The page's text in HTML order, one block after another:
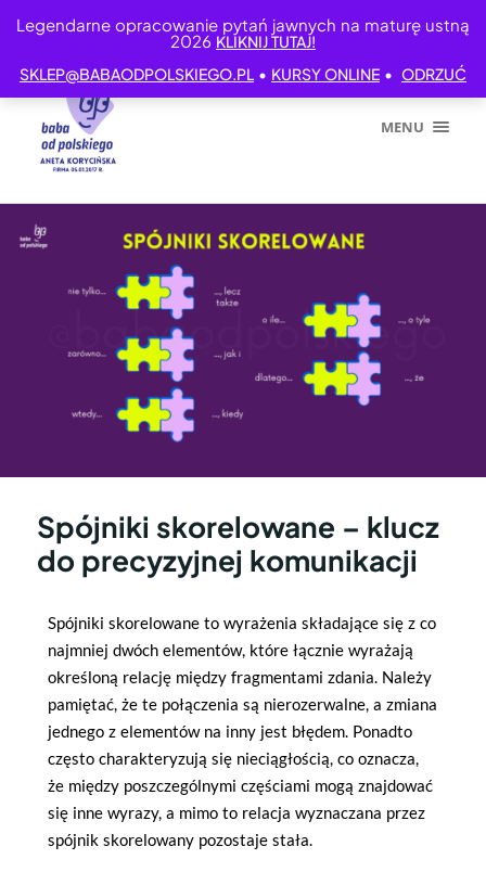
Legendarne opracowanie pytań jawnych na maturę ustną
2026 KLIKNIJ TUTAJ!
SKLEP@BABAODPOLSKIEGO.PL • KURSY ONLINE • ODRZUĆ
MENU
Spójniki skorelowane – klucz
do precyzyjnej komunikacji
Spójniki skorelowane to wyrażenia składające się z co
najmniej dwóch elementów, które łącznie wyrażają
określoną relację między fragmentami zdania. Należy
pamiętać, że te połączenia są nierozerwalne, a zmiana
jednego z elementów na inny jest błędem. Ponadto
często charakteryzują się nieciągłością, co oznacza,
że między poszczególnymi częściami mogą znajdować
się inne wyrazy, a mimo to relacja wyznaczana przez
spójnik skorelowany pozostaje stała.